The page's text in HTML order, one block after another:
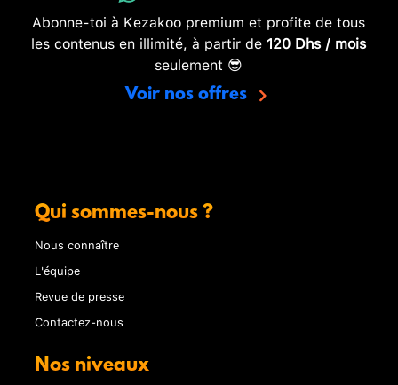
Abonne-toi à Kezakoo premium et profite de tous
les contenus en illimité, à partir de 120 Dhs / mois
seulement 😎
Voir nos offres
Qui sommes-nous ?
Nous connaître
L'équipe
Revue de presse
Contactez-nous
Nos niveaux